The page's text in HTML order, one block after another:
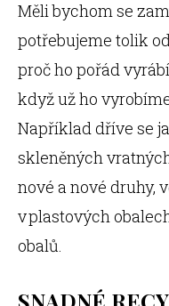
Měli bychom se
potřebujeme tolik
proč ho pořád
když už ho
Například dříve se
skleněných
nové a nové druhy,
v plastových
obalů.